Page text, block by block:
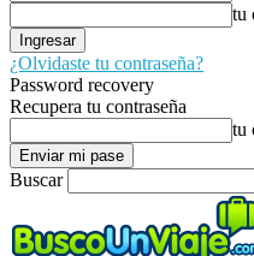
tu
¿Olvidaste tu contraseña?
Password recovery
Recupera tu contraseña
tu
Buscar